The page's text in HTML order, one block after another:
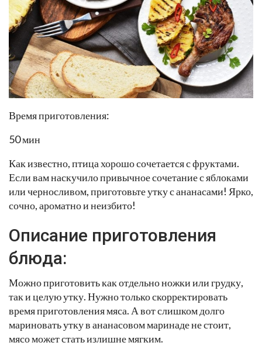
Время приготовления:
50 мин
Как известно, птица хорошо сочетается с фруктами.
Если вам наскучило привычное сочетание с яблоками
или черносливом, приготовьте утку с ананасами! Ярко,
сочно, ароматно и неизбито!
Описание приготовления
блюда:
Можно приготовить как отдельно ножки или грудку,
так и целую утку. Нужно только скорректировать
время приготовления мяса. А вот слишком долго
мариновать утку в ананасовом маринаде не стоит,
мясо может стать излишне мягким.